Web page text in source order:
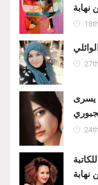
نهابة
يسرى
نهابة